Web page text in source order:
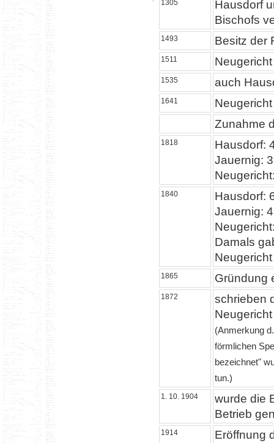
1305
Hausdorf
Bischofs
1493 Besitz der
1511
1535 auch
1641
Zunahme
1818
Hausdorf:
Jauernig:
1840
Hausdorf:
Jauernig:
Damals
1865 Gründung
1872
schrieben
(Anmerkung
förmlichen
bezeichnet"
tun.)
1. 10. 1904
wurde die
Betrieb
1914
Eröffnung